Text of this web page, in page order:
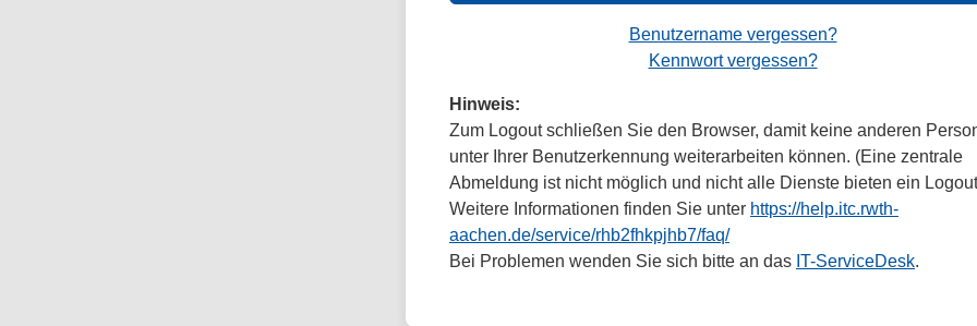
Benutzername vergessen?
Kennwort vergessen?
Hinweis:
Zum Logout schließen Sie den Browser, damit keine anderen
unter Ihrer Benutzerkennung weiterarbeiten können. (Eine zentrale
Abmeldung ist nicht möglich und nicht alle Dienste bieten ein
Weitere Informationen finden Sie unter https://help.itc.rwth-
aachen.de/service/rhb2fhkpjhb7/faq/
Bei Problemen wenden Sie sich bitte an das IT-ServiceDesk.